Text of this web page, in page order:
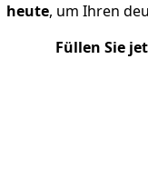
heute, um Ihren
Füllen Sie